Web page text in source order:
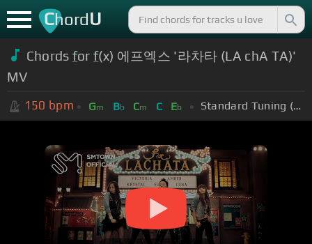
ChordU
Chords forf(x) 에프엑스 '라차타 (LA chA TA)'
MV
150 bpm Gm Bb Cm C Eb Standard Tuning (EADGBE)